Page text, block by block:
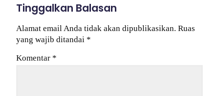
Tinggalkan Balasan
Alamat email Anda tidak akan dipublikasikan. Ruas
yang wajib ditandai *
Komentar *